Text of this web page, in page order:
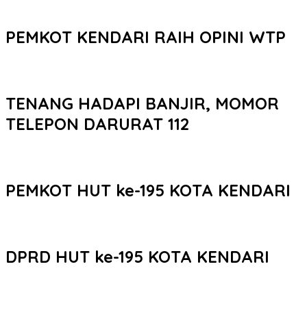
PEMKOT KENDARI RAIH OPINI WTP
TENANG HADAPI BANJIR, MOMOR
TELEPON DARURAT 112
PEMKOT HUT ke-195 KOTA KENDARI
DPRD HUT ke-195 KOTA KENDARI